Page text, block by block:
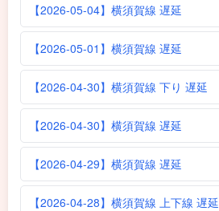
【2026-05-04】横須賀線 遅延
【2026-05-01】横須賀線 遅延
【2026-04-30】横須賀線 下り 遅延
【2026-04-30】横須賀線 遅延
【2026-04-29】横須賀線 遅延
【2026-04-28】横須賀線 上下線 遅延